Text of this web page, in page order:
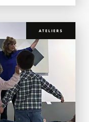
ATELIERS